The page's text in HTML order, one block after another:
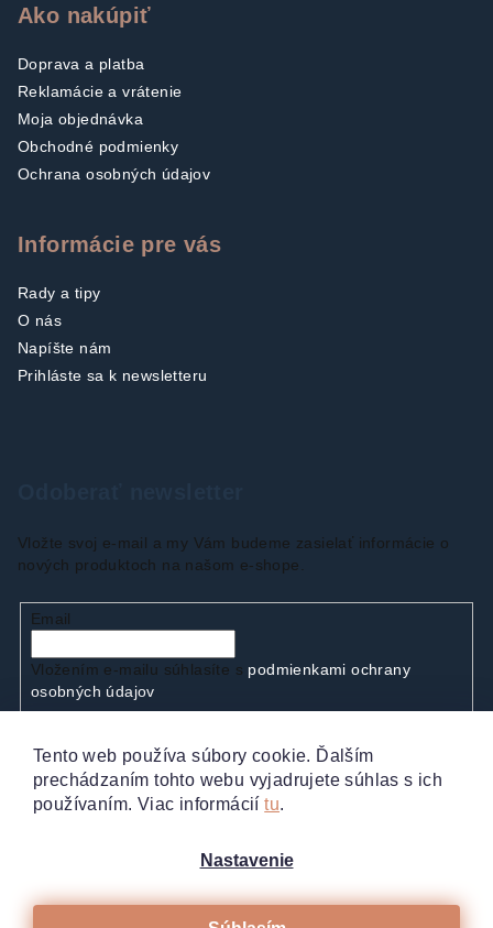
Tento web používa súbory cookie. Ďalším
prechádzaním tohto webu vyjadrujete súhlas s ich
používaním. Viac informáciítu.
Nastavenie
Ako nakúpiť
Doprava a platba
Reklamácie a vrátenie
Moja objednávka
Obchodné podmienky
Ochrana osobných údajov
Informácie pre vás
Rady a tipy
O nás
Napíšte nám
Prihláste sa k newsletteru
Vložte svoj e-mail a my Vám budeme zasielať informácie o
nových produktoch na našom e-shope.
Email
Vložením e-mailu súhlasíte s podmienkami ochrany
osobných údajov
Prihlásiť sa